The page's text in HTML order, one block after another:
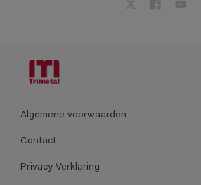
Algemene voorwaarden
Contact
Privacy Verklaring